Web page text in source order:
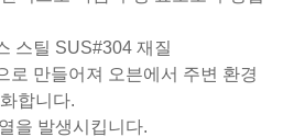
스틸 SUS#304 재질
로 만들어져 오븐에서 주변 환경
합니다.
을 발생시킵니다.